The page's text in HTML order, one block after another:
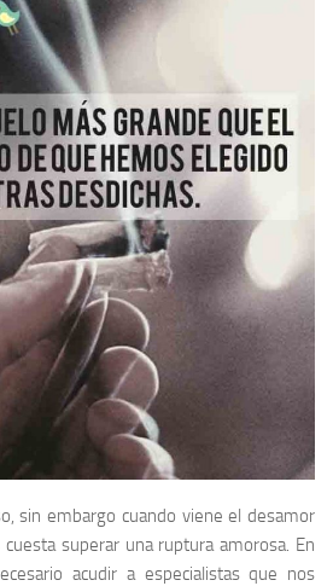
sin embargo cuando viene el desamor
superar una ruptura amorosa. En
acudir a especialistas que nos